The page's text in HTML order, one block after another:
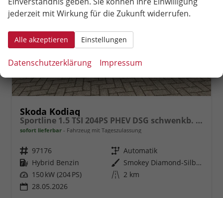
Skoda Kodiaq
Sportline 1.5 TSI 204PS PHEV DSG schwenkb. AHK elektr. PanoDach HUD Alcantara PDC v+h 360°Kamera CANTON Sound Klimaautomatik Sitzheizung Lenkradheizung Navi Apple CarPlay Android Auto 2xKeyless 19"LM vollelektr. Reichweite 116KM
sofort lieferbar Fahrzeug mit Tageszulassung
Fahrzeugnr. 97176 Getriebe Automatik
Kraftstoff Hybrid Benzin Außenfarbe
Smokey Diamond-Silber Metallic
Leistung 150 kW (204 PS) Kilometerstand 2 km
28.05.2026
jederzeit mit Wirkung für die Zukunft widerrufen.
Alle akzeptieren Einstellungen
Datenschutzerklärung Impressum